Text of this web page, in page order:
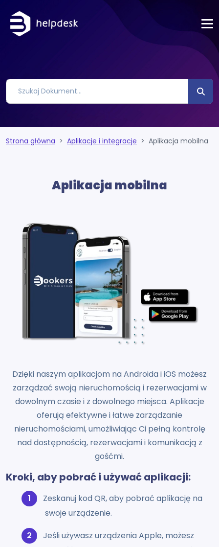
Strona główna Aplikacje i integracje Aplikacja mobilna
Aplikacja mobilna
Dzięki naszym aplikacjom na Androida i iOS możesz
zarządzać swoją nieruchomością i rezerwacjami w
dowolnym czasie i z dowolnego miejsca. Aplikacje
oferują efektywne i łatwe zarządzanie
nieruchomościami, umożliwiając Ci pełną kontrolę
nad dostępnością, rezerwacjami i komunikacją z
gośćmi.
Kroki, aby pobrać i używać aplikacji:
Zeskanuj kod QR, aby pobrać aplikację na
swoje urządzenie.
Jeśli używasz urządzenia Apple, możesz